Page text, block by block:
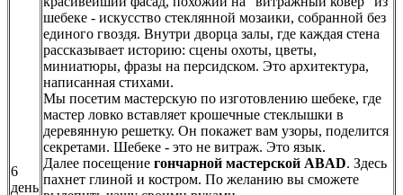
6
день
шебеке - искусство стеклянной мозаики, собранной без
единого гвоздя. Внутри дворца залы, где каждая стена
рассказывает историю: сцены охоты, цветы,
миниатюры, фразы на персидском. Это архитектура,
написанная стихами.
Мы посетим мастерскую по изготовлению шебеке, где
мастер ловко вставляет крошечные стеклышки в
деревянную решетку. Он покажет вам узоры, поделится
секретами. Шебеке - это не витраж. Это язык.
Далее посещение гончарной мастерской ABAD. Здесь
пахнет глиной и костром. По желанию вы сможете